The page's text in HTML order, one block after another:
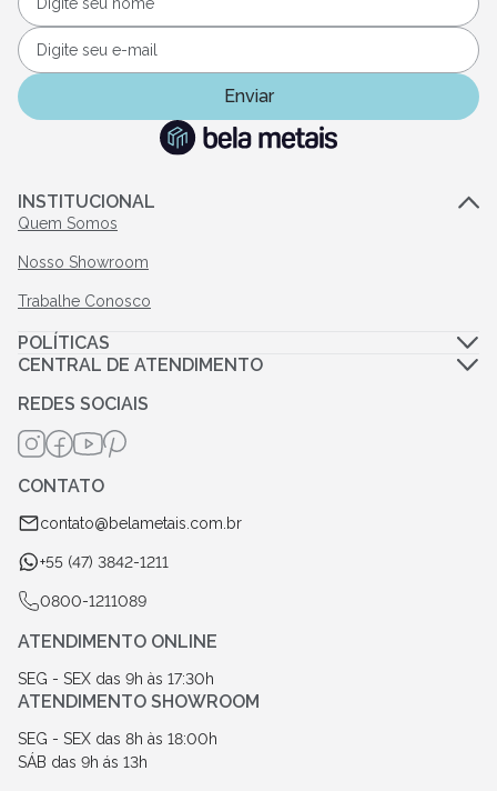
Enviar
INSTITUCIONAL
Quem Somos
Nosso Showroom
Trabalhe Conosco
POLÍTICAS
Política de Privacidade
Política de Frete
Termos de Garantia
Termos e Condições
Troca e Devolução
CENTRAL DE ATENDIMENTO
Fale Conosco
REDES SOCIAIS
CONTATO
contato@belametais.com.br
+55 (47) 3842-1211
0800-1211089
ATENDIMENTO ONLINE
SEG - SEX das 9h às 17:30h
ATENDIMENTO SHOWROOM
SEG - SEX das 8h às 18:00h
SÁB das 9h ás 13h